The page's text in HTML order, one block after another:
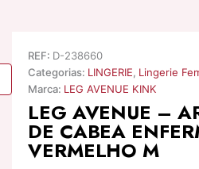
REF: D-238660
Categorias: LINGERIE, Lingerie
Marca: LEG AVENUE KINK
LEG AVENUE –
DE CABEA
VERMELHO M